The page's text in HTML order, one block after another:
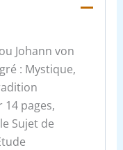
Johann von
: Mystique,
pages,
Sujet de